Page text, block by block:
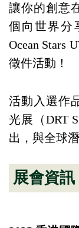
讓你的創意
個向世界分
Ocean Stars
徵件活動！
活動入選作
光展（DRT
出，與全球
展會資訊